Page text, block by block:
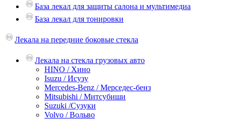
База лекал для защиты салона и мультимедиа
База лекал для тонировки
Лекала на передние боковые стекла
Лекала на стекла грузовых авто
HINO / Хино
Isuzu / Исузу
Mercedes-Benz / Мерседес-бенз
Mitsubishi / Митсубиши
Suzuki /Сузуки
Volvo / Вольво